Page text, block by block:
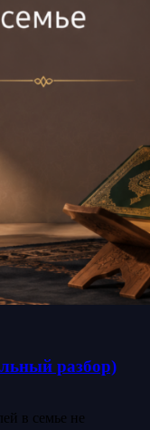
разбор)
в семье не